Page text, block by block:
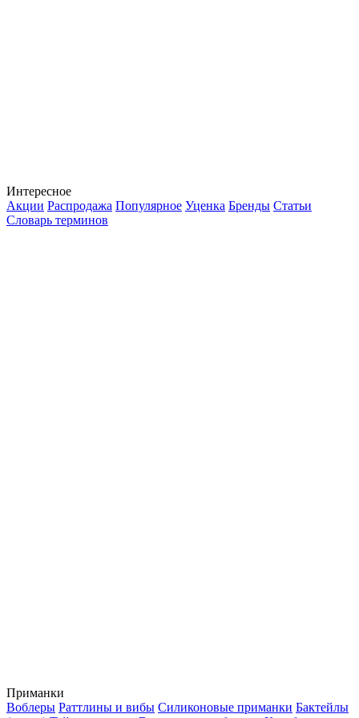
Интересное
Акции Распродажа Популярное Уценка Бренды Статьи
Словарь терминов
Приманки
Воблеры Раттлины и вибы Силиконовые приманки Бактейлы